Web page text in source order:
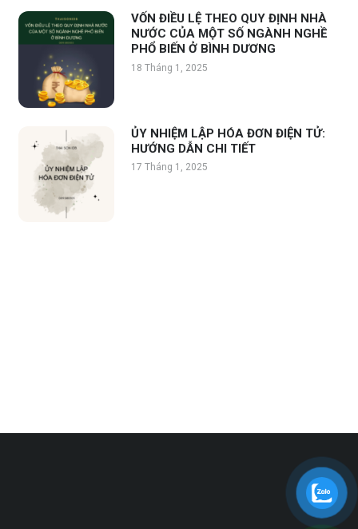
VỐN ĐIỀU LỆ THEO QUY ĐỊNH NHÀ
NƯỚC CỦA MỘT SỐ NGÀNH NGHỀ
PHỔ BIẾN Ở BÌNH DƯƠNG
18 Tháng 1, 2025
ỦY NHIỆM LẬP HÓA ĐƠN ĐIỆN TỬ:
HƯỚNG DẪN CHI TIẾT
17 Tháng 1, 2025